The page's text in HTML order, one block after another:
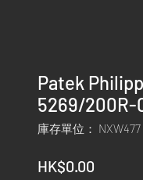
Patek
5269/200R-
庫存單位： NXW477
HK$0.00